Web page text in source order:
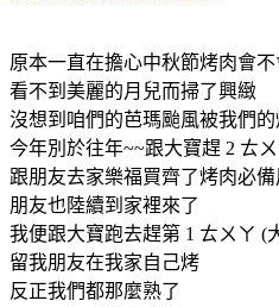
原本一直在擔心中秋節烤肉會不
看不到美麗的月兒而掃了興緻
沒想到咱們的芭瑪颱風被我們
今年別於往年~~跟大寶趕 2 ㄊ
跟朋友去家樂福買齊了烤肉必備
朋友也陸續到家裡來了
我便跟大寶跑去趕第 1 ㄊㄨㄚ (
留我朋友在我家自己烤
反正我們都那麼熟了